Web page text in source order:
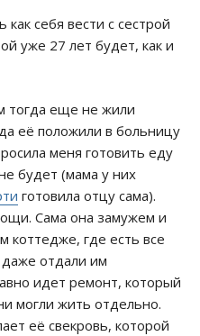
себя вести с сестрой
уже 27 лет будет, как и
тогда еще не жили
её положили в больницу
меня готовить еду
будет (мама у них
готовила отцу сама).
Сама она замужем и
коттедже, где есть все
отдали им
идет ремонт, который
могли жить отдельно.
её свекровь, которой